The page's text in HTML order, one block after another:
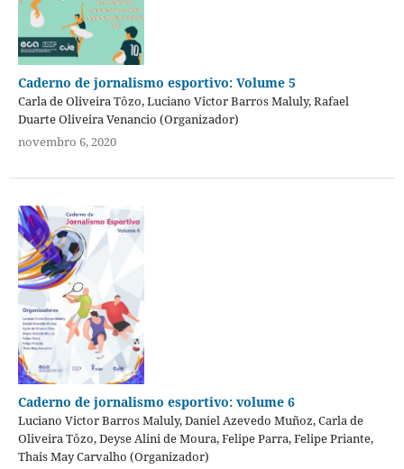
Caderno de jornalismo esportivo: Volume 5
Carla de Oliveira Tôzo, Luciano Victor Barros Maluly, Rafael
Duarte Oliveira Venancio (Organizador)
novembro 6, 2020
Caderno de jornalismo esportivo: volume 6
Luciano Victor Barros Maluly, Daniel Azevedo Muñoz, Carla de
Oliveira Tôzo, Deyse Alini de Moura, Felipe Parra, Felipe Priante,
Thais May Carvalho (Organizador)